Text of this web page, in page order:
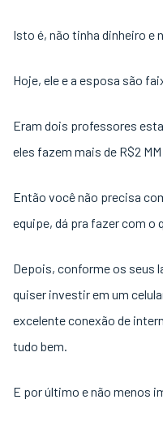
Isto é, não tinha dinheiro e
Hoje, ele e a esposa são
Eram dois professores
eles fazem mais de R$2
Então você não precisa
equipe, dá pra fazer com o
Depois, conforme os seus
quiser investir em um
excelente conexão de
tudo bem.
E por último e não menos